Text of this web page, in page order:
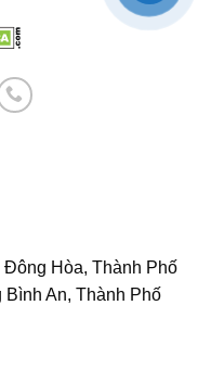
Hòa, Thành Phố
An, Thành Phố